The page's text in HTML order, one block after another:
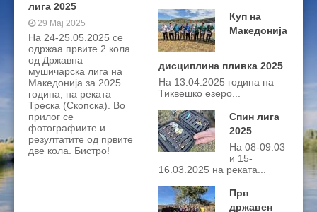
лига 2025
29 Мај 2025
На 24-25.05.2025 се
одржаа првите 2 кола
од Државна
мушичарска лига на
Македонија за 2025
година, на реката
Треска (Скопска). Во
прилог се
фотографиите и
резултатите од првите
две кола. Бистро!
Куп на
Македонија
дисциплина пливка 2025
На 13.04.2025 година на
Тиквешко езеро...
Спин лига
2025
На 08-09.03
и 15-
16.03.2025 на реката...
Прв
државен